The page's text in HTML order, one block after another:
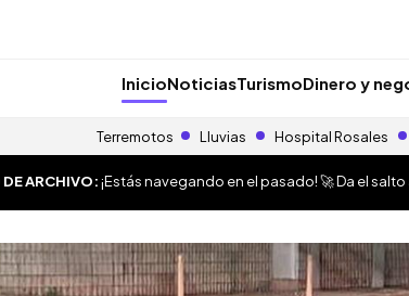
InicioNoticiasTurismoDinero y
Terremotos Lluvias Hospital Rosales
ARCHIVO:¡Estás navegando en el pasado! 🚀 Da el